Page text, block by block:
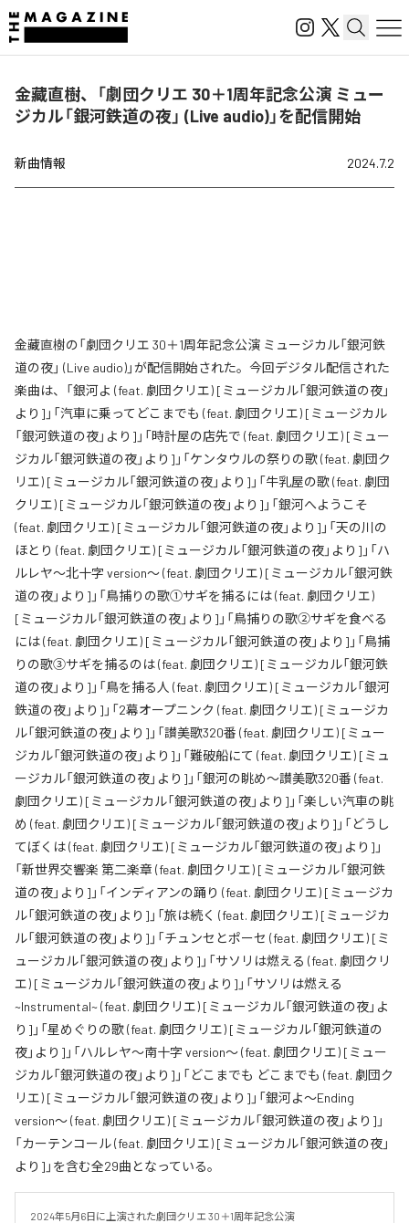
金藏直樹、「劇団クリエ 30＋1周年記念公演 ミュー
ジカル「銀河鉄道の夜」 (Live audio)」を配信開始
新曲情報 2024.7.2
金藏直樹の「劇団クリエ 30＋1周年記念公演 ミュージカル「銀河鉄
道の夜」 (Live audio)」が配信開始された。今回デジタル配信された
楽曲は、「銀河よ (feat. 劇団クリエ) [ミュージカル「銀河鉄道の夜」
より]」「汽車に乗ってどこまでも (feat. 劇団クリエ) [ミュージカル
「銀河鉄道の夜」より]」「時計屋の店先で (feat. 劇団クリエ) [ミュー
ジカル「銀河鉄道の夜」より]」「ケンタウルの祭りの歌 (feat. 劇団ク
リエ) [ミュージカル「銀河鉄道の夜」より]」「牛乳屋の歌 (feat. 劇団
クリエ) [ミュージカル「銀河鉄道の夜」より]」「銀河へようこそ
(feat. 劇団クリエ) [ミュージカル「銀河鉄道の夜」より]」「天の川の
ほとり (feat. 劇団クリエ) [ミュージカル「銀河鉄道の夜」より]」「ハ
ルレヤ〜北十字 version〜 (feat. 劇団クリエ) [ミュージカル「銀河鉄
道の夜」より]」「鳥捕りの歌①サギを捕るには (feat. 劇団クリエ)
[ミュージカル「銀河鉄道の夜」より]」「鳥捕りの歌②サギを食べる
には (feat. 劇団クリエ) [ミュージカル「銀河鉄道の夜」より]」「鳥捕
りの歌③サギを捕るのは (feat. 劇団クリエ) [ミュージカル「銀河鉄
道の夜」より]」「鳥を捕る人 (feat. 劇団クリエ) [ミュージカル「銀河
鉄道の夜」より]」「2幕オープニンク (feat. 劇団クリエ) [ミュージカ
ル「銀河鉄道の夜」より]」「讃美歌320番 (feat. 劇団クリエ) [ミュー
ジカル「銀河鉄道の夜」より]」「難破船にて (feat. 劇団クリエ) [ミュ
ージカル「銀河鉄道の夜」より]」「銀河の眺め～讃美歌320番 (feat.
劇団クリエ) [ミュージカル「銀河鉄道の夜」より]」「楽しい汽車の眺
め (feat. 劇団クリエ) [ミュージカル「銀河鉄道の夜」より]」「どうし
てぼくは (feat. 劇団クリエ) [ミュージカル「銀河鉄道の夜」より]」
「新世界交響楽 第二楽章 (feat. 劇団クリエ) [ミュージカル「銀河鉄
道の夜」より]」「インディアンの踊り (feat. 劇団クリエ) [ミュージカ
ル「銀河鉄道の夜」より]」「旅は続く (feat. 劇団クリエ) [ミュージカ
ル「銀河鉄道の夜」より]」「チュンセとポーセ (feat. 劇団クリエ) [ミ
ュージカル「銀河鉄道の夜」より]」「サソリは燃える (feat. 劇団クリ
エ) [ミュージカル「銀河鉄道の夜」より]」「サソリは燃える
~Instrumental~ (feat. 劇団クリエ) [ミュージカル「銀河鉄道の夜」よ
り]」「星めぐりの歌 (feat. 劇団クリエ) [ミュージカル「銀河鉄道の
夜」より]」「ハルレヤ〜南十字 version～ (feat. 劇団クリエ) [ミュー
ジカル「銀河鉄道の夜」より]」「どこまでも どこまでも (feat. 劇団ク
リエ) [ミュージカル「銀河鉄道の夜」より]」「銀河よ〜Ending
version〜 (feat. 劇団クリエ) [ミュージカル「銀河鉄道の夜」より]」
「カーテンコール (feat. 劇団クリエ) [ミュージカル「銀河鉄道の夜」
より]」を含む全29曲となっている。
2024年5月6日に上演された劇団クリエ 30＋1周年記念公演